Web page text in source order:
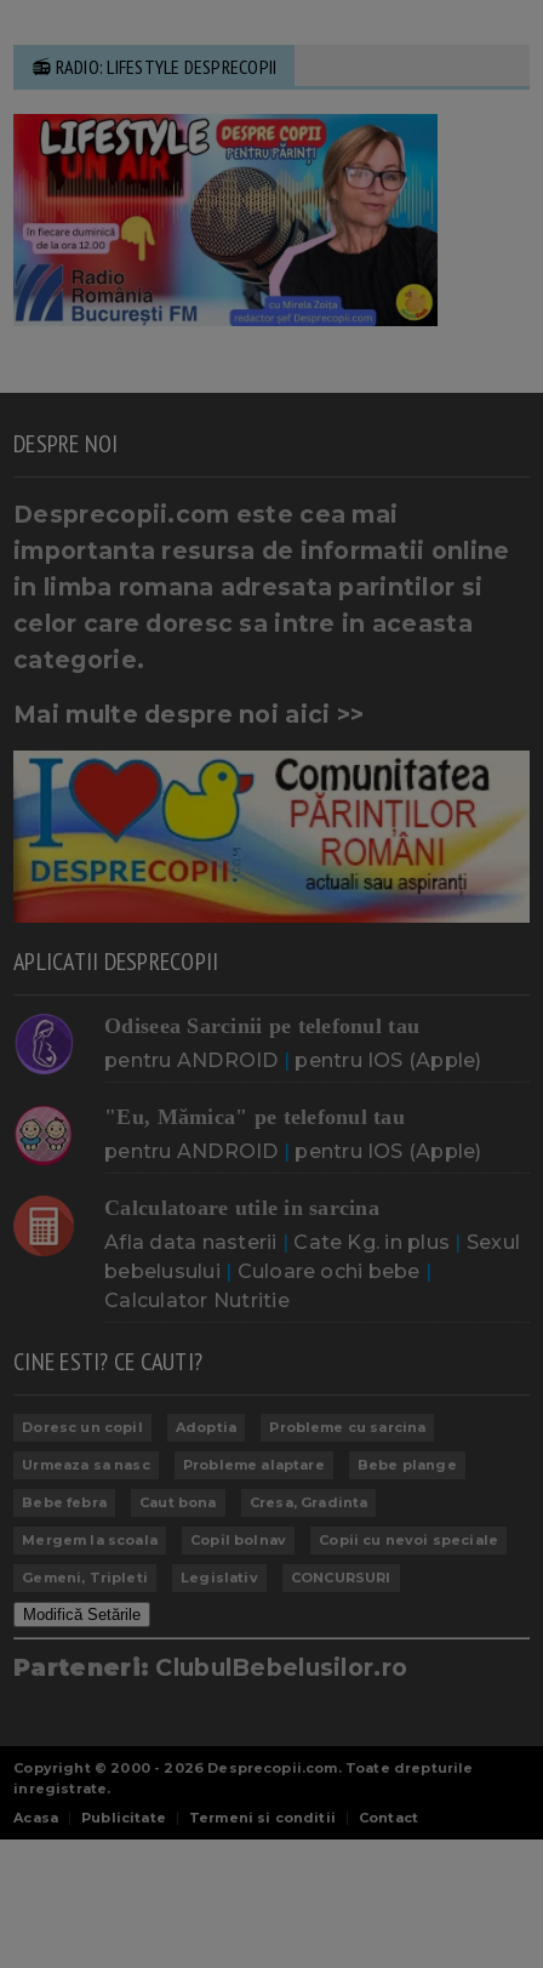
📻 RADIO: LIFESTYLE DESPRECOPII
DESPRE NOI
Desprecopii.com este cea mai
importanta resursa de informatii online
in limba romana adresata parintilor si
celor care doresc sa intre in aceasta
categorie.
Mai multe despre noi aici >>
APLICATII DESPRECOPII
Odiseea Sarcinii pe telefonul tau
pentru ANDROID | pentru IOS (Apple)
"Eu, Mămica" pe telefonul tau
pentru ANDROID | pentru IOS (Apple)
Calculatoare utile in sarcina
Afla data nasterii | Cate Kg. in plus | Sexul
bebelusului | Culoare ochi bebe |
Calculator Nutritie
CINE ESTI? CE CAUTI?
Doresc un copil Adoptia Probleme cu sarcina
Urmeaza sa nasc Probleme alaptare Bebe plange
Bebe febra Caut bona Cresa, Gradinta
Mergem la scoala Copil bolnav Copii cu nevoi speciale
Gemeni, Tripleti Legislativ CONCURSURI
Modifică Setările
Parteneri: ClubulBebelusilor.ro
Copyright © 2000 - 2026 Desprecopii.com. Toate drepturile
inregistrate.
Acasa
Publicitate Termeni si conditii Contact